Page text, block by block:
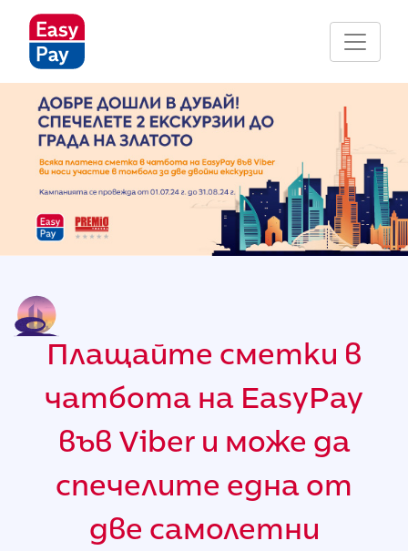
Плащайте сметки в
чатбота на EasyPay
във Viber и може да
спечелите една от
две самолетни